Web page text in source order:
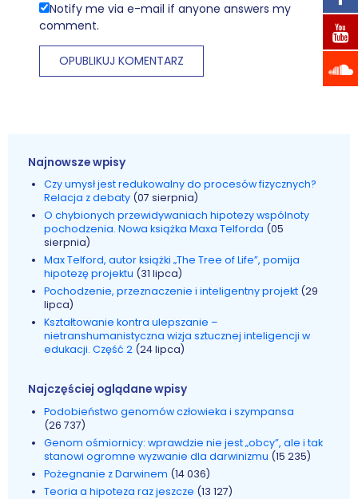
Notify me via e-mail if anyone answers my
comment.
Najnowsze wpisy
Czy umysł jest redukowalny do procesów fizycznych?
Relacja z debaty (07 sierpnia)
O chybionych przewidywaniach hipotezy wspólnoty
pochodzenia. Nowa książka Maxa Telforda (05
sierpnia)
Max Telford, autor książki „The Tree of Life”, pomija
hipotezę projektu (31 lipca)
Pochodzenie, przeznaczenie i inteligentny projekt (29
lipca)
Kształtowanie kontra ulepszanie –
nietranshumanistyczna wizja sztucznej inteligencji w
edukacji. Część 2 (24 lipca)
Najczęściej oglądane wpisy
Podobieństwo genomów człowieka i szympansa
(26 737)
Genom ośmiornicy: wprawdzie nie jest „obcy”, ale i tak
stanowi ogromne wyzwanie dla darwinizmu (15 235)
Pożegnanie z Darwinem (14 036)
Teoria a hipoteza raz jeszcze (13 127)